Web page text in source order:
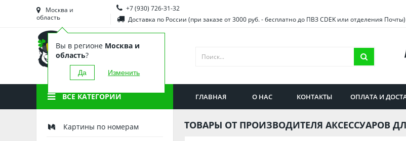
Башкортостан
Брянская область
Вологодская область
Воронежская область
Иркутская область
Москва и
область
Вы в регионе Москва и
область?
Да Изменить
+7 (930) 726-31-32
Доставка по России (при заказе от 3000 руб. - бесплатно до ПВЗ CDEK или отделения Почты)
ВСЕ КАТЕГОРИИ ГЛАВНАЯ О НАС КОНТАКТЫ ОПЛАТА И
ТОВАРЫ ОТ ПРОИЗВОДИТЕЛЯ АКСЕССУАРОВ
Картины по номерам